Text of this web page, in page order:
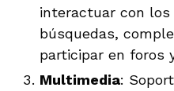
interactuar con
búsquedas,
participar en foros
Multimedia: